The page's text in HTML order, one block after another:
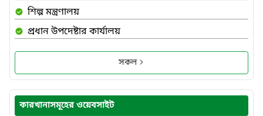
শিল্প মন্ত্রণালয়
প্রধান উপদেষ্টার কার্যালয়
সকল
কারখানাসমূহের ওয়েবসাইট